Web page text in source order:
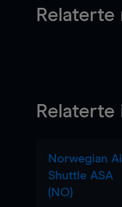
Norwegian
Shuttle ASA
(NO)